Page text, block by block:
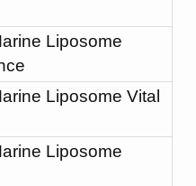
Liposome
Liposome Vital
Liposome